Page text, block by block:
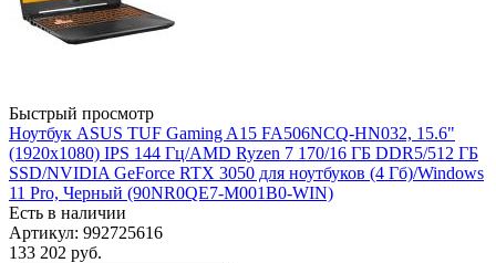
Быстрый просмотр
Ноутбук ASUS TUF Gaming A15 FA506NCQ-HN032, 15.6"
(1920x1080) IPS 144 Гц/AMD Ryzen 7 170/16 ГБ DDR5/512 ГБ
SSD/NVIDIA GeForce RTX 3050 для ноутбуков (4 Гб)/Windows
11 Pro, Черный (90NR0QE7-M001B0-WIN)
Есть в наличии
Артикул: 992725616
133 202 руб.